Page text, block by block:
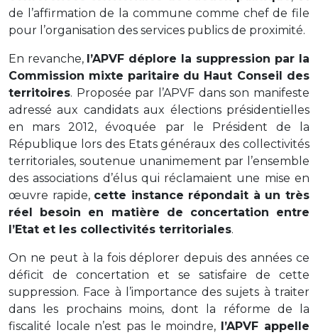
de l’affirmation de la commune comme chef de file
pour l’organisation des services publics de proximité.
En revanche, l’APVF déplore la suppression par la
Commission mixte paritaire du Haut Conseil des
territoires. Proposée par l’APVF dans son manifeste
adressé aux candidats aux élections présidentielles
en mars 2012, évoquée par le Président de la
République lors des Etats généraux des collectivités
territoriales, soutenue unanimement par l’ensemble
des associations d’élus qui réclamaient une mise en
œuvre rapide, cette instance répondait à un très
réel besoin en matière de concertation entre
l’Etat et les collectivités territoriales.
On ne peut à la fois déplorer depuis des années ce
déficit de concertation et se satisfaire de cette
suppression. Face à l’importance des sujets à traiter
dans les prochains moins, dont la réforme de la
fiscalité locale n’est pas le moindre, l’APVF appelle